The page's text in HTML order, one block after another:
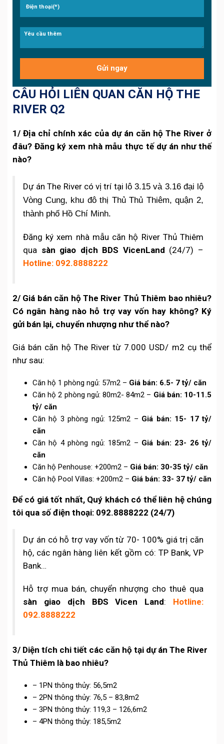
CÂU HỎI LIÊN QUAN CĂN HỘ THE
RIVER Q2
1/ Địa chỉ chính xác của dự án căn hộ The River ở
đâu? Đăng ký xem nhà mẫu thực tế dự án như thế
nào?
Dự án The River có vị trí tại lô 3.15 và 3.16 đại lộ
Vòng Cung, khu đô thị Thủ Thủ Thiêm, quận 2,
thành phố Hồ Chí Minh.
Đăng ký xem nhà mẫu căn hộ River Thủ Thiêm
qua sàn giao dịch BDS VicenLand (24/7) –
Hotline: 092.8888222
2/ Giá bán căn hộ The River Thủ Thiêm bao nhiêu?
Có ngân hàng nào hỗ trợ vay vốn hay không? Ký
gửi bán lại, chuyển nhượng như thể nào?
Giá bán căn hộ The River từ 7.000 USD/ m2 cụ thể
như sau:
Căn hộ 1 phòng ngủ: 57m2 – Giá bán: 6.5- 7 tỷ/ căn
Căn hộ 2 phòng ngủ: 80m2- 84m2 – Giá bán: 10-11.5
tỷ/ căn
Căn hộ 3 phòng ngủ: 125m2 – Giá bán: 15- 17 tỷ/
căn
Căn hộ 4 phòng ngủ: 185m2 – Giá bán: 23- 26 tỷ/
căn
Căn hộ Penhouse: +200m2 – Giá bán: 30-35 tỷ/ căn
Căn hộ Pool Villas: +200m2 – Giá bán: 33- 37 tỷ/ căn
Để có giá tốt nhất, Quý khách có thể liên hệ chúng
tôi qua số điện thoại: 092.8888222 (24/7)
Dự án có hỗ trợ vay vốn từ 70- 100% giá trị căn
hộ, các ngân hàng liên kết gồm có: TP Bank, VP
Bank…
Hỗ trợ mua bán, chuyển nhượng cho thuê qua
sàn giao dịch BĐS Vicen Land: Hotline:
092.8888222
3/ Diện tích chi tiết các căn hộ tại dự án The River
Thủ Thiêm là bao nhiêu?
– 1PN thông thủy: 56,5m2
– 2PN thông thủy: 76,5 – 83,8m2
– 3PN thông thủy: 119,3 – 126,6m2
– 4PN thông thủy: 185,5m2